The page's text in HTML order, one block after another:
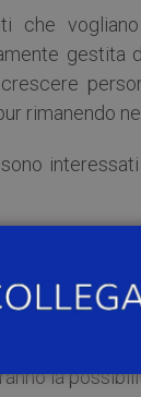
che
gestita
rimanendo
per
la